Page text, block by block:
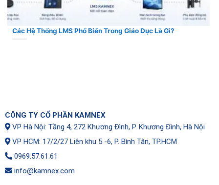
Các Hệ Thống LMS Phổ Biến Trong Giáo Dục Là Gì?
CÔNG TY CỔ PHẦN KAMNEX
VP Hà Nội: Tầng 4, 272 Khương Đình, P. Khương Đình, Hà Nội
VP HCM: 17/2/27 Liên khu 5 -6, P. Bình Tân, TP.HCM
0969.57.61.61
info@kamnex.com